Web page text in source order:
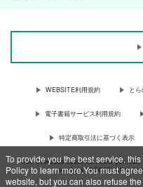
To provide you the best service,
Policy to learn more.You must
website, but you can also refuse
WEBSITE利用規約 と
電子書籍サービス利用規約
特定商取引法に基づく表示
For Overseas customer, now you
services “AOCS”! Click